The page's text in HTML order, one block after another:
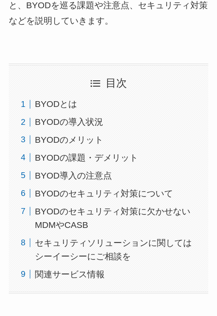
と、BYODを巡る課題や注意点、セキュリティ対策
などを説明していきます。
目次
BYODとは
BYODの導入状況
BYODのメリット
BYODの課題・デメリット
BYOD導入の注意点
BYODのセキュリティ対策について
BYODのセキュリティ対策に欠かせない
MDMやCASB
セキュリティソリューションに関しては
シーイーシーにご相談を
関連サービス情報